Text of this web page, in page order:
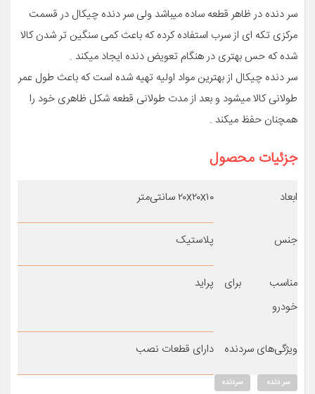
سر دنده در ظاهر قطعه ساده میباشد ولی سر دنده چیکال در قسمت
مرکزی تکه ای از سرب استفاده کرده که باعث کمی سنگین تر شدن کالا
شده که حس بهتری در هنگام تعویض دنده ایجاد میکند .
سر دنده چیکال از بهترین مواد اولیه تهیه شده است که باعث طول عمر
طولانی کالا میشود و بعد از مدت طولانی قطعه شکل ظاهری خود را
همچنان حفظ میکند .
جزئیات محصول
ابعاد ۲۰x۲۰x۱۰ سانتی‌متر
جنس پلاستیک
مناسب برای
خودرو
پراید
ویژگی‌های سردنده دارای قطعات نصب
سر دنده سردنده